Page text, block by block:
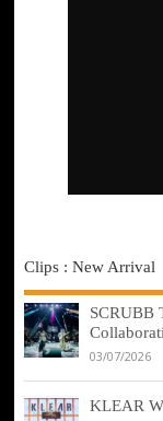
Clips : New Arrival
SCRUBB
03/07/2026
KLEAR